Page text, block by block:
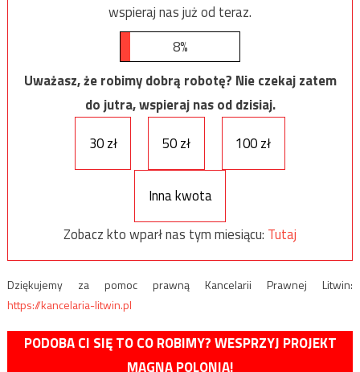
wspieraj nas już od teraz.
8%
Uważasz, że robimy dobrą robotę? Nie czekaj zatem
do jutra, wspieraj nas od dzisiaj.
30 zł
50 zł 100 zł
Inna kwota
Zobacz kto wparł nas tym miesiącu: Tutaj
Dziękujemy za pomoc prawną Kancelarii Prawnej Litwin:
https://kancelaria-litwin.pl
PODOBA CI SIĘ TO CO ROBIMY? WESPRZYJ PROJEKT
MAGNA POLONIA!